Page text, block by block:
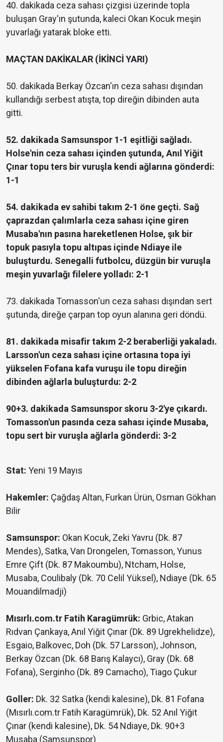
40. dakikada ceza sahası çizgisi üzerinde topla
buluşan Gray'ın şutunda, kaleci Okan Kocuk meşin
yuvarlağı yatarak bloke etti.
MAÇTAN DAKİKALAR (İKİNCİ YARI)
50. dakikada Berkay Özcan'ın ceza sahası dışından
kullandığı serbest atışta, top direğin dibinden auta
gitti.
52. dakikada Samsunspor 1-1 eşitliği sağladı.
Holse'nin ceza sahası içinden şutunda, Anıl Yiğit
Çınar topu ters bir vuruşla kendi ağlarına gönderdi:
1-1
54. dakikada ev sahibi takım 2-1 öne geçti. Sağ
çaprazdan çalımlarla ceza sahası içine giren
Musaba'nın pasına hareketlenen Holse, şık bir
topuk pasıyla topu altıpas içinde Ndiaye ile
buluşturdu. Senegalli futbolcu, düzgün bir vuruşla
meşin yuvarlağı filelere yolladı: 2-1
73. dakikada Tomasson'un ceza sahası dışından sert
şutunda, direğe çarpan top oyun alanına geri döndü.
81. dakikada misafir takım 2-2 beraberliği yakaladı.
Larsson'un ceza sahası içine ortasına topa iyi
yükselen Fofana kafa vuruşu ile topu direğin
dibinden ağlarla buluşturdu: 2-2
90+3. dakikada Samsunspor skoru 3-2'ye çıkardı.
Tomasson'un pasında ceza sahası içinde Musaba,
topu sert bir vuruşla ağlarla gönderdi: 3-2
Stat: Yeni 19 Mayıs
Hakemler: Çağdaş Altan, Furkan Ürün, Osman Gökhan
Bilir
Samsunspor: Okan Kocuk, Zeki Yavru (Dk. 87
Mendes), Satka, Van Drongelen, Tomasson, Yunus
Emre Çift (Dk. 87 Makoumbu), Ntcham, Holse,
Musaba, Coulibaly (Dk. 70 Celil Yüksel), Ndiaye (Dk. 65
Mouandilmadji)
Mısırlı.com.tr Fatih Karagümrük: Grbic, Atakan
Rıdvan Çankaya, Anıl Yiğit Çınar (Dk. 89 Ugrekhelidze),
Esgaio, Balkovec, Doh (Dk. 57 Larsson), Johnson,
Berkay Özcan (Dk. 68 Barış Kalaycı), Gray (Dk. 68
Fofana), Serginho (Dk. 89 Camacho), Tiago Çukur
Goller: Dk. 32 Satka (kendi kalesine), Dk. 81 Fofana
(Mısırlı.com.tr Fatih Karagümrük), Dk. 52 Anıl Yiğit
Çınar (kendi kalesine), Dk. 54 Ndiaye, Dk. 90+3
Musaba (Samsunspor)